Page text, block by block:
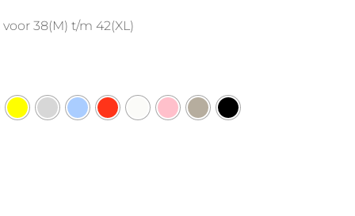
38(M) t/m 42(XL)